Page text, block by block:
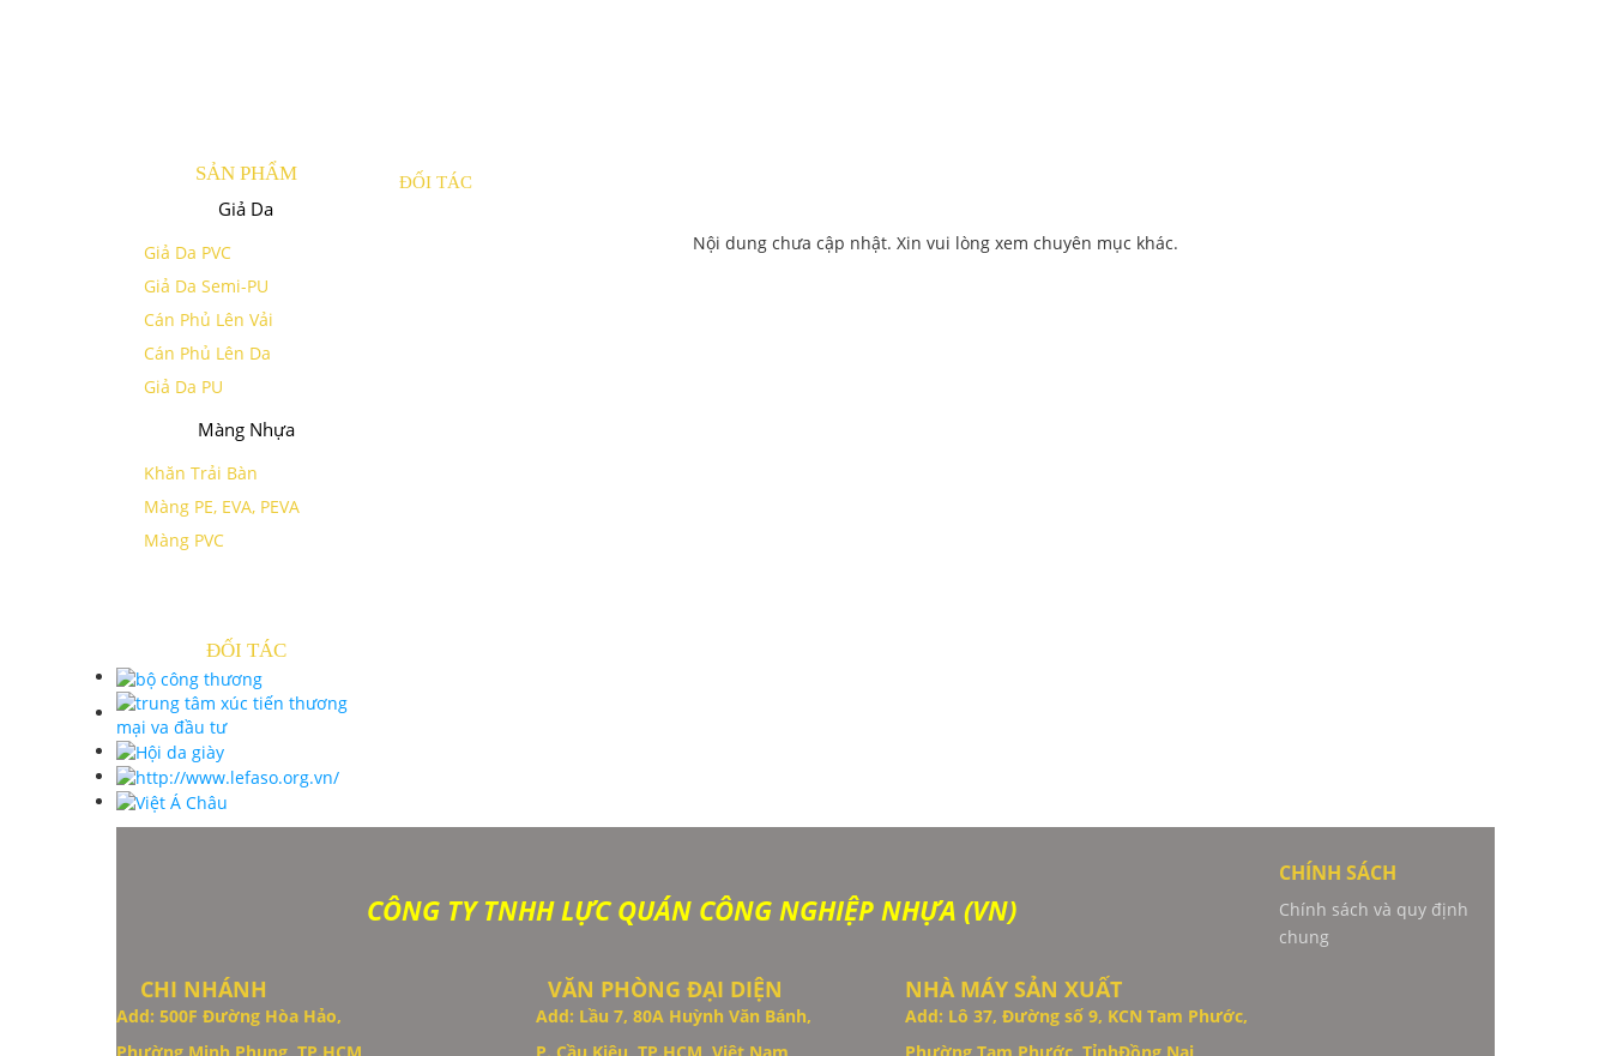
SẢN PHẨM
Giả Da
Giả Da PVC
Giả Da Semi-PU
Cán Phủ Lên Vải
Cán Phủ Lên Da
Giả Da PU
Màng Nhựa
Khăn Trải Bàn
Màng PE, EVA, PEVA
Màng PVC
ĐỐI TÁC
ĐỐI TÁC
Nội dung chưa cập nhật. Xin vui lòng xem chuyên mục khác.
CÔNG TY TNHH LỰC QUÁN CÔNG NGHIỆP NHỰA (VN)
CHI NHÁNH VĂN PHÒNG ĐẠI DIỆN NHÀ MÁY SẢN XUẤT
Add: 500F Đường Hòa Hảo,
Add: Lầu 7, 80A Huỳnh Văn Bánh,
Add: Lô 37, Đường số 9, KCN Tam Phước,
CHÍNH SÁCH
Chính sách và quy định
chung